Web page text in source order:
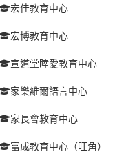
宏佳教育中心
宏博教育中心
宣道堂睦愛教育中心
家樂維爾語言中心
家長會教育中心
富成教育中心（旺角）